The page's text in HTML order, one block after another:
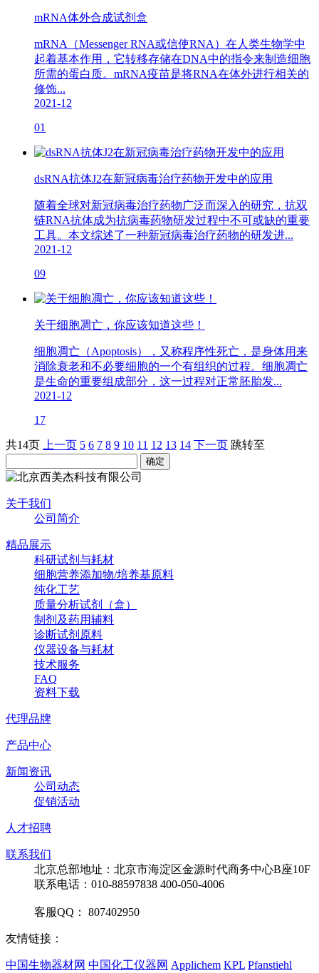
mRNA体外合成试剂盒
mRNA（Messenger RNA或信使RNA）在人类生物学中
起着基本作用，它转移存储在DNA中的指令来制造细胞
所需的蛋白质。mRNA疫苗是将RNA在体外进行相关的
修饰...
2021-12
01
dsRNA抗体J2在新冠病毒治疗药物开发中的应用
随着全球对新冠病毒治疗药物广泛而深入的研究，抗双
链RNA抗体成为抗病毒药物研发过程中不可或缺的重要
工具。本文综述了一种新冠病毒治疗药物的研发进...
2021-12
09
关于细胞凋亡，你应该知道这些！
细胞凋亡（Apoptosis），又称程序性死亡，是身体用来
消除衰老和不必要细胞的一个有组织的过程。细胞凋亡
是生命的重要组成部分，这一过程对正常胚胎发...
2021-12
17
共14页 上一页 5 6 7 8 9 10 11 12 13 14 下一页 跳转至
关于我们
公司简介
精品展示
科研试剂与耗材
细胞营养添加物/培养基原料
纯化工艺
质量分析试剂（盒）
制剂及药用辅料
诊断试剂原料
仪器设备与耗材
技术服务
FAQ
资料下载
代理品牌
产品中心
新闻资讯
公司动态
促销活动
人才招聘
联系我们
北京总部地址：北京市海淀区金源时代商务中心B座10F
联系电话：010-88597838 400-050-4006
客服QQ： 807402950
友情链接：
中国生物器材网 中国化工仪器网 Applichem KPL Pfanstiehl